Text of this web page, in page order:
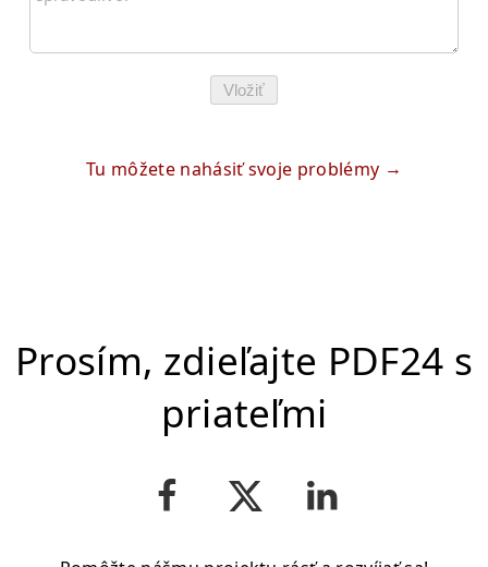
Vložiť
Tu môžete nahásiť svoje problémy
Prosím, zdieľajte PDF24 s
priateľmi